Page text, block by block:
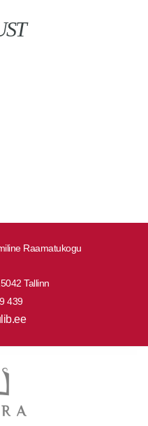
Raamatukogu
Tallinn
439